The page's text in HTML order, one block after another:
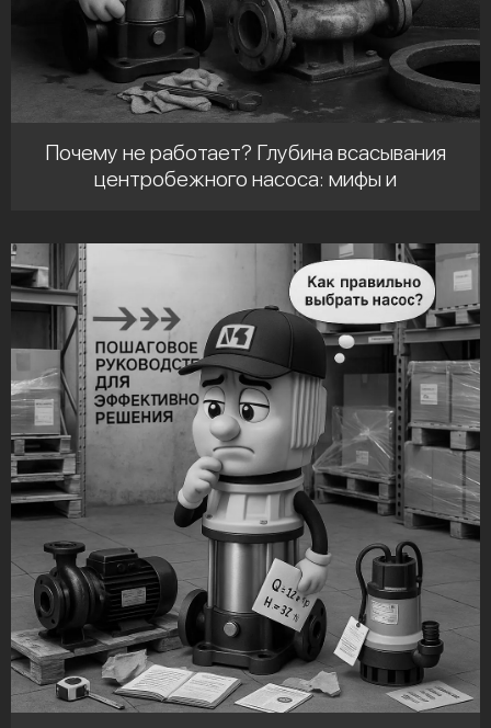
Почему не работает? Глубина всасывания
центробежного насоса: мифы и